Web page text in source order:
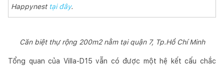
Happynest tại đây.
Căn biệt thự rộng 200m2 nằm tại quận 7, Tp.Hồ Chí Minh
Tổng quan của Villa-D15 vẫn có được một hệ kết cấu chắc